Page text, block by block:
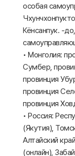
особая
Кёнсанпук. -
• Монголия:
Сумбер,
провинция
провинция
провинция
• Россия:
(Якутия),
Алтайский
(онлайн),